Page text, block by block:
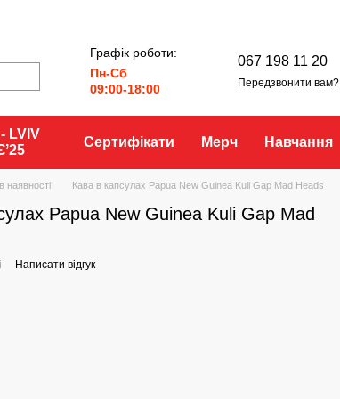
Графік роботи:
Пн-Сб
09:00-18:00
067 198 11 20
Передзвонити вам?
LVIV
Сертифікати Мерч Навчання
наявності Кава в капсулах Papua New Guinea Kuli Gap Mad Heads
Papua New Guinea Kuli Gap Mad
Написати відгук